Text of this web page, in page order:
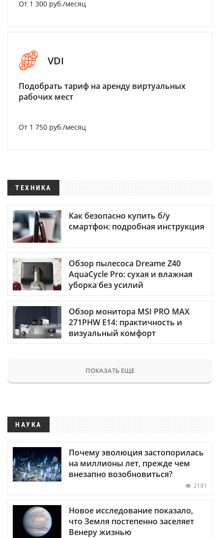
От 1 300 руб./месяц
VDI
Подобрать тариф на аренду виртуальных
рабочих мест
От 1 750 руб./месяц
ТЕХНИКА
Как безопасно купить б/у
смартфон: подробная инструкция
Обзор пылесоса Dreame Z40
AquaCycle Pro: сухая и влажная
уборка без усилий
Обзор монитора MSI PRO MAX
271PHW E14: практичность и
визуальный комфорт
ПОКАЗАТЬ ЕЩЕ
НАУКА
Почему эволюция застопорилась
на миллионы лет, прежде чем
внезапно возобновиться?
2181
Новое исследование показало,
что Земля постепенно заселяет
Венеру жизнью